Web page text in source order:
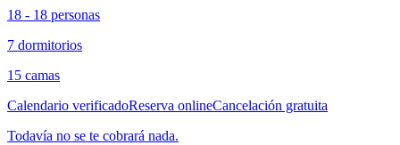
18 - 18 personas
7 dormitorios
15 camas
Calendario verificadoReserva onlineCancelación gratuita
Todavía no se te cobrará nada.